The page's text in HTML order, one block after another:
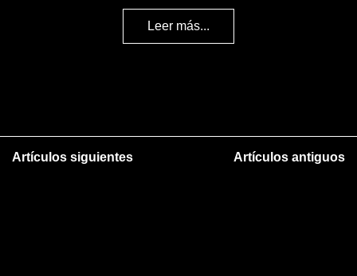
Leer más...
Artículos siguientes Artículos antiguos